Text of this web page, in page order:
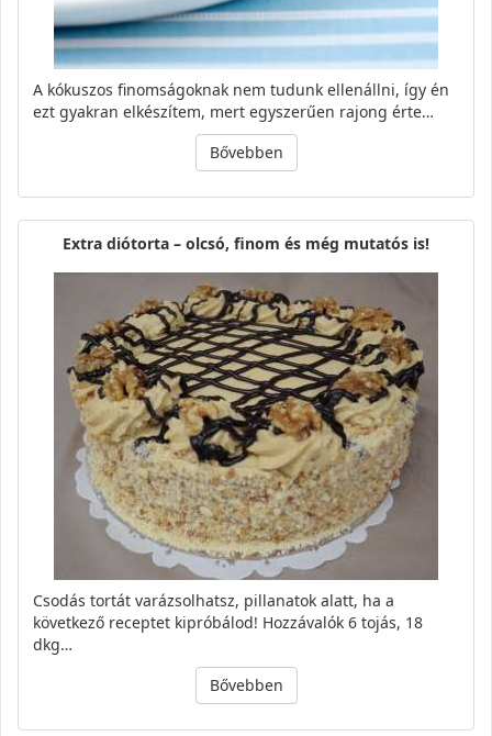
A kókuszos finomságoknak nem tudunk ellenállni, így én
ezt gyakran elkészítem, mert egyszerűen rajong érte…
Bővebben
Extra diótorta – olcsó, finom és még mutatós is!
Csodás tortát varázsolhatsz, pillanatok alatt, ha a
következő receptet kipróbálod! Hozzávalók 6 tojás, 18
dkg…
Bővebben